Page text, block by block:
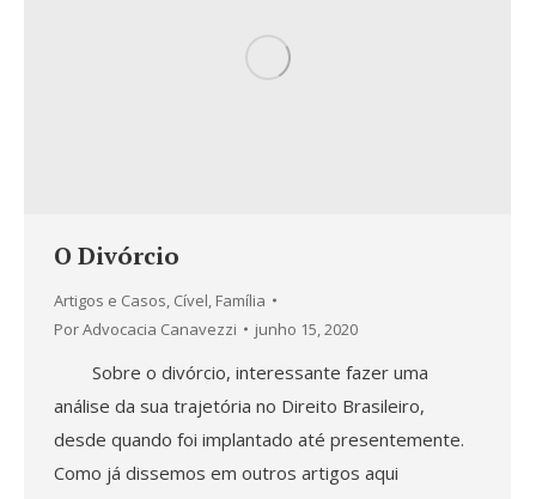
O Divórcio
Artigos e Casos, Cível, Família
PorAdvocacia Canavezzi junho 15, 2020
Sobre o divórcio, interessante fazer uma
análise da sua trajetória no Direito Brasileiro,
desde quando foi implantado até presentemente.
Como já dissemos em outros artigos aqui